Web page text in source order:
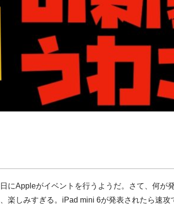
にAppleがイベントを行うようだ。さて、何
楽しみすぎる。iPad mini 6が発表されたら速攻